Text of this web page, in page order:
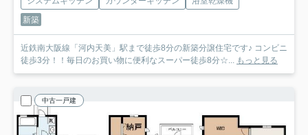
新築
近鉄南大阪線「河内天美」駅まで徒歩8分の新築分譲住宅です♪ コンビニ
徒歩3分！！毎日のお買い物に便利なスーパー徒歩8分☆...
もっと見る
中古一戸建